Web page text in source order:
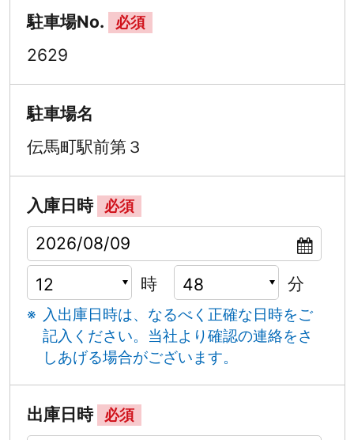
駐車場No. 必須
2629
駐車場名
伝馬町駅前第３
入庫日時 必須
時 分
入出庫日時は、なるべく正確な日時をご
記入ください。 当社より確認の連絡をさ
しあげる場合がございます。
出庫日時 必須